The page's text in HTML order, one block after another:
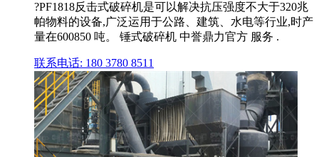
?PF1818反击式破碎机是可以解决抗压强度不大于320兆
帕物料的设备,广泛运用于公路、建筑、水电等行业,时产
量在600850 吨。 锤式破碎机 中誉鼎力官方 服务 .
联系电话: 180 3780 8511